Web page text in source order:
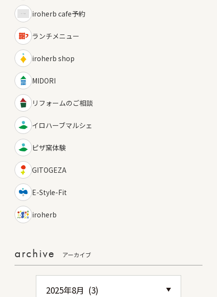
iroherb cafe予約
ランチメニュー
iroherb shop
MIDORI
リフォームのご相談
イロハーブマルシェ
ピザ窯体験
GITOGEZA
E-Style-Fit
iroherb
archive アーカイブ